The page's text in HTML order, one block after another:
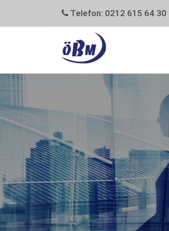
Telefon: 0212 615 64 30